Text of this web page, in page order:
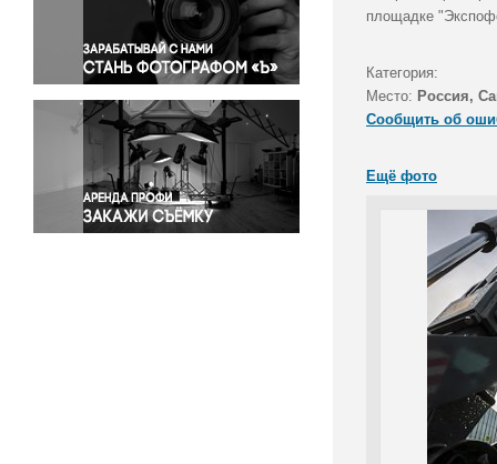
Правосудие
Происшествия и конфликты
Религия
Светская жизнь
Спорт
Экология
Экономика и бизнес
площадке
Категория:
Место: Россия,
Сообщить об
Ещё фото